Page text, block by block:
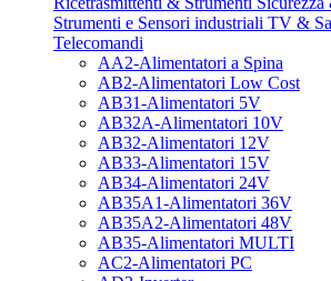
Strumenti e Sensori industriali TV &
Telecomandi
AA2-Alimentatori a Spina
AB2-Alimentatori Low Cost
AB31-Alimentatori 5V
AB32A-Alimentatori 10V
AB32-Alimentatori 12V
AB33-Alimentatori 15V
AB34-Alimentatori 24V
AB35A1-Alimentatori 36V
AB35A2-Alimentatori 48V
AB35-Alimentatori MULTI
AC2-Alimentatori PC